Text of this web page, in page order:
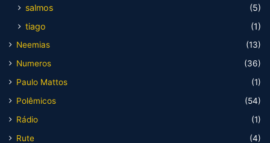
salmos
(5)
tiago
(1)
Neemias
(13)
Numeros
(36)
Paulo Mattos
(1)
Polêmicos
(54)
Rádio
(1)
Rute
(4)